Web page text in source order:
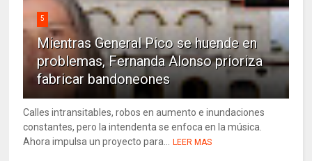
5
Mientras General Pico se huende en
problemas, Fernanda Alonso prioriza
fabricar bandoneones
Calles intransitables, robos en aumento e inundaciones
constantes, pero la intendenta se enfoca en la música.
Ahora impulsa un proyecto para...
LEER MAS